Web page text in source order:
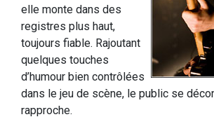
elle monte dans des
registres plus haut,
toujours fiable. Rajoutant
quelques touches
d’humour bien contrôlées
dans le jeu de scène, le public se
rapproche.